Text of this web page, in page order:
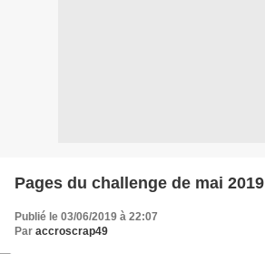
Pages du challenge de mai 2019
Publié le 03/06/2019 à 22:07
Par accroscrap49